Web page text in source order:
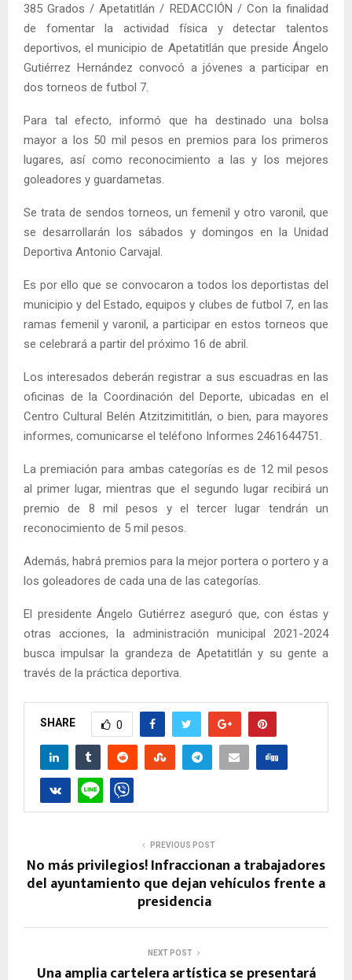
385 Grados / Apetatitlán / REDACCIÓN / Con la finalidad
de fomentar la actividad física y detectar talentos
deportivos, el municipio de Apetatitlán que preside Ángelo
Gutiérrez Hernández convocó a jóvenes a participar en
dos torneos de futbol 7.
Para tal efecto, informó que ha destinado una bolsa
mayor a los 50 mil pesos en premios para los primeros
lugares, así como reconocimiento a las y los mejores
goleadores y guardametas.
Se trata de sendos torneos, un femenil y otro varonil, que
se desarrollarán los sábados y domingos en la Unidad
Deportiva Antonio Carvajal.
Es por ello que se convocaron a todos los deportistas del
municipio y del Estado, equipos y clubes de futbol 7, en las
ramas femenil y varonil, a participar en estos torneos que
se celebrará a partir del próximo 16 de abril.
Los interesados deberán registrar a sus escuadras en las
oficinas de la Coordinación del Deporte, ubicadas en el
Centro Cultural Belén Atzitzimititlán, o bien, para mayores
informes, comunicarse el teléfono Informes 2461644751.
La premiación para ambas categorías es de 12 mil pesos
al primer lugar, mientras que el segundo lugar recibirá un
premio de 8 mil pesos y el tercer lugar tendrán un
reconocimiento de 5 mil pesos.
Además, habrá premios para la mejor portera o portero y a
los goleadores de cada una de las categorías.
El presidente Ángelo Gutiérrez aseguró que, con éstas y
otras acciones, la administración municipal 2021-2024
busca impulsar la grandeza de Apetatitlán y su gente a
través de la práctica deportiva.
SHARE 0
PREVIOUS POST
No más privilegios! Infraccionan a trabajadores
del ayuntamiento que dejan vehículos frente a
presidencia
NEXT POST
Una amplia cartelera artística se presentará